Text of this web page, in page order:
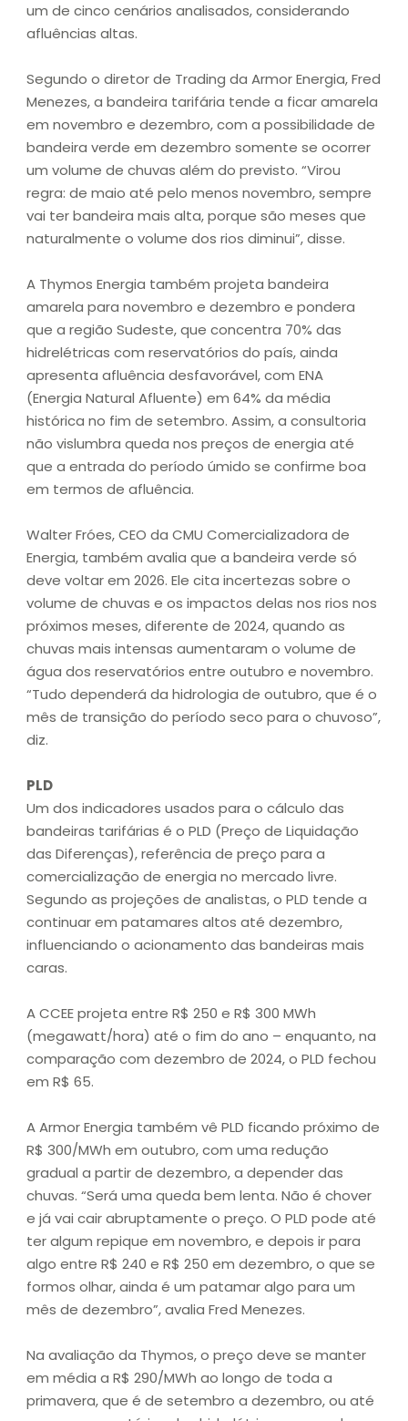
um de cinco cenários analisados, considerando
afluências altas.
Segundo o diretor de Trading da Armor Energia, Fred
Menezes, a bandeira tarifária tende a ficar amarela
em novembro e dezembro, com a possibilidade de
bandeira verde em dezembro somente se ocorrer
um volume de chuvas além do previsto. “Virou
regra: de maio até pelo menos novembro, sempre
vai ter bandeira mais alta, porque são meses que
naturalmente o volume dos rios diminui”, disse.
A Thymos Energia também projeta bandeira
amarela para novembro e dezembro e pondera
que a região Sudeste, que concentra 70% das
hidrelétricas com reservatórios do país, ainda
apresenta afluência desfavorável, com ENA
(Energia Natural Afluente) em 64% da média
histórica no fim de setembro. Assim, a consultoria
não vislumbra queda nos preços de energia até
que a entrada do período úmido se confirme boa
em termos de afluência.
Walter Fróes, CEO da CMU Comercializadora de
Energia, também avalia que a bandeira verde só
deve voltar em 2026. Ele cita incertezas sobre o
volume de chuvas e os impactos delas nos rios nos
próximos meses, diferente de 2024, quando as
chuvas mais intensas aumentaram o volume de
água dos reservatórios entre outubro e novembro.
“Tudo dependerá da hidrologia de outubro, que é o
mês de transição do período seco para o chuvoso”,
diz.
PLD
Um dos indicadores usados para o cálculo das
bandeiras tarifárias é o PLD (Preço de Liquidação
das Diferenças), referência de preço para a
comercialização de energia no mercado livre.
Segundo as projeções de analistas, o PLD tende a
continuar em patamares altos até dezembro,
influenciando o acionamento das bandeiras mais
caras.
A CCEE projeta entre R$ 250 e R$ 300 MWh
(megawatt/hora) até o fim do ano – enquanto, na
comparação com dezembro de 2024, o PLD fechou
em R$ 65.
A Armor Energia também vê PLD ficando próximo de
R$ 300/MWh em outubro, com uma redução
gradual a partir de dezembro, a depender das
chuvas. “Será uma queda bem lenta. Não é chover
e já vai cair abruptamente o preço. O PLD pode até
ter algum repique em novembro, e depois ir para
algo entre R$ 240 e R$ 250 em dezembro, o que se
formos olhar, ainda é um patamar algo para um
mês de dezembro”, avalia Fred Menezes.
Na avaliação da Thymos, o preço deve se manter
em média a R$ 290/MWh ao longo de toda a
primavera, que é de setembro a dezembro, ou até